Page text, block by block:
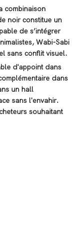
combinaison
noir constitue un
de s’intégrer
Wabi-Sabi
sans conflit visuel.
d'appoint dans
dans
un hall
sans l'envahir.
souhaitant